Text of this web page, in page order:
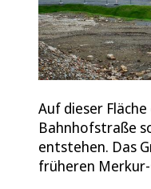
Auf dieser
Bahnhofstraße
entstehen. Das
früheren Merkur-